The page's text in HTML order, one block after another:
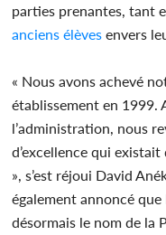
parties prenantes, tant
anciens élèves envers
« Nous avons achevé
établissement en 1999.
l’administration, nous
d’excellence qui
», s’est réjoui David
également annoncé
désormais le nom de la